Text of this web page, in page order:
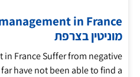
מוניטין בצרפת
France Suffer from negative
have not been able to find a